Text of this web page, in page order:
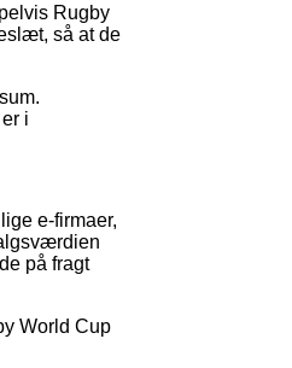
Rugby
så at de
i
e-firmaer,
på fragt
World Cup